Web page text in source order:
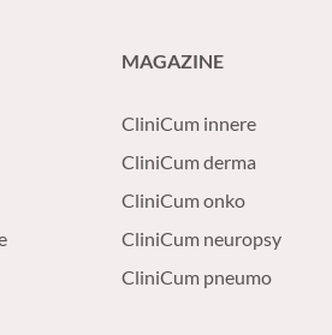
MAGAZINE
CliniCum innere
CliniCum derma
CliniCum onko
CliniCum neuropsy
CliniCum pneumo